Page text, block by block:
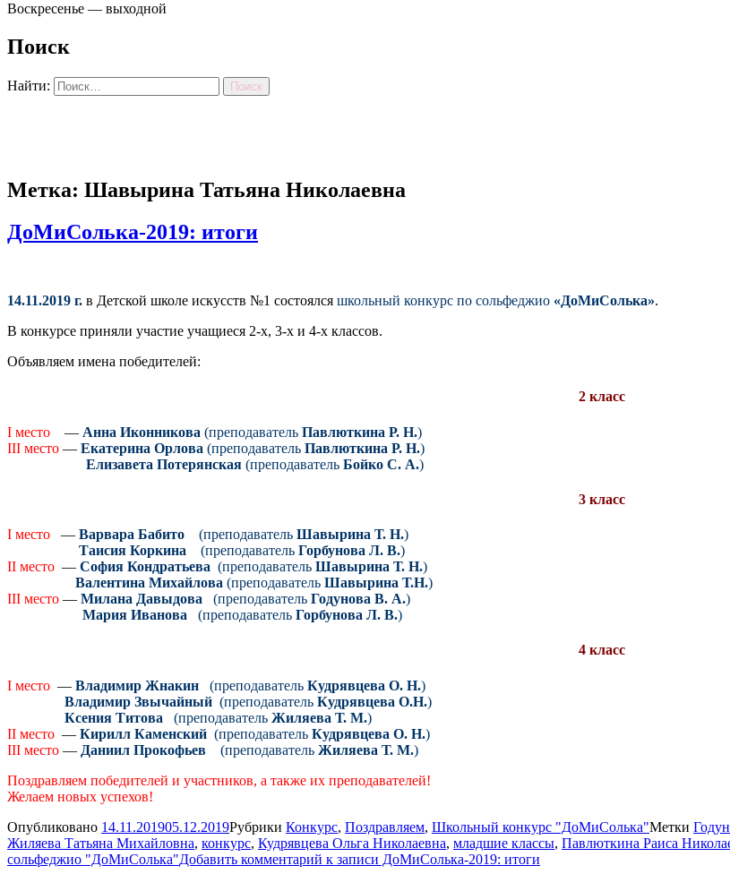
Воскресенье — выходной
Поиск
Найти:
Метка: Шавырина Татьяна Николаевна
ДоМиСолька-2019: итоги
14.11.2019 г. в Детской школе искусств №1 состоялся школьный конкурс по сольфеджио «ДоМиСолька».
В конкурсе приняли участие учащиеся 2-х, 3-х и 4-х классов.
Объявляем имена победителей:
2 класс
I место — Анна Иконникова (преподаватель Павлюткина Р. Н.)
III место — Екатерина Орлова (преподаватель Павлюткина Р. Н.)
Елизавета Потерянская (преподаватель Бойко С. А.)
3 класс
I место — Варвара Бабито (преподаватель Шавырина Т. Н.)
Таисия Коркина (преподаватель Горбунова Л. В.)
II место — София Кондратьева (преподаватель Шавырина Т. Н.)
Валентина Михайлова (преподаватель Шавырина Т.Н.)
III место — Милана Давыдова (преподаватель Годунова В. А.)
Мария Иванова (преподаватель Горбунова Л. В.)
4 класс
I место — Владимир Жнакин (преподаватель Кудрявцева О. Н.)
Владимир Звычайный (преподаватель Кудрявцева О.Н.)
Ксения Титова
(преподаватель Жиляева Т. М.)
II место — Кирилл Каменский (преподаватель Кудрявцева О. Н.)
III место — Даниил Прокофьев (преподаватель Жиляева Т. М.)
Поздравляем победителей и участников, а также их преподавателей!
Желаем новых успехов!
Опубликовано 14.11.201905.12.2019Рубрики Конкурс, Поздравляем, Школьный конкурс "ДоМиСолька"Метки
Жиляева Татьяна Михайловна, конкурс, Кудрявцева Ольга Николаевна, младшие классы, Павлюткина Раиса
сольфеджио "ДоМиСолька"Добавить комментарий к записи ДоМиСолька-2019: итоги